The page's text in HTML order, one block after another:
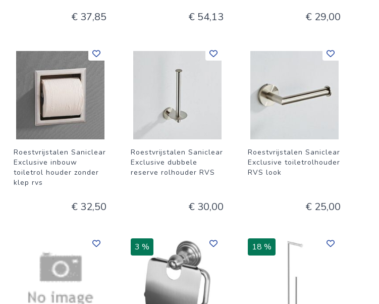
€ 37,85 € 54,13 € 29,00
Roestvrijstalen Saniclear
Exclusive inbouw
toiletrol houder zonder
klep rvs
€ 32,50
Roestvrijstalen Saniclear
Exclusive dubbele
reserve rolhouder RVS
€ 30,00
Roestvrijstalen Saniclear
Exclusive toiletrolhouder
RVS look
€ 25,00
3 % 18 %